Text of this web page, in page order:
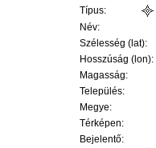
Típus:
Név:
Szélesség (lat):
Hosszúság (lon):
Magasság:
Település:
Megye:
Térképen:
Bejelentő: